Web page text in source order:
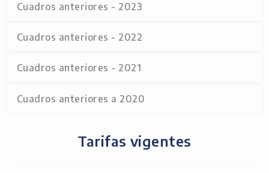
Cuadros anteriores - 2023
Cuadros anteriores - 2022
Cuadros anteriores - 2021
Cuadros anteriores a 2020
Tarifas vigentes